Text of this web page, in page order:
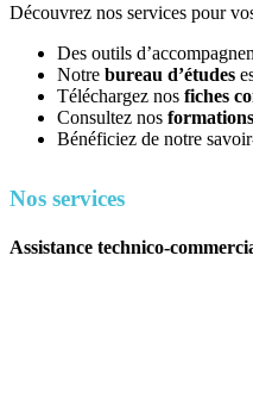
Découvrez nos services pour
Des outils
Notre bureau d’études
Téléchargez nos fiches
Consultez nos formations
Bénéficiez de notre
Nos services
Assistance technico-